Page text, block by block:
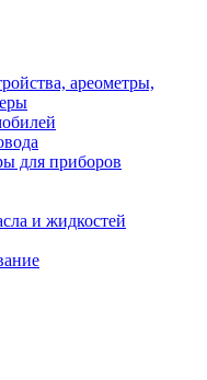
ареометры,
для приборов
и жидкостей